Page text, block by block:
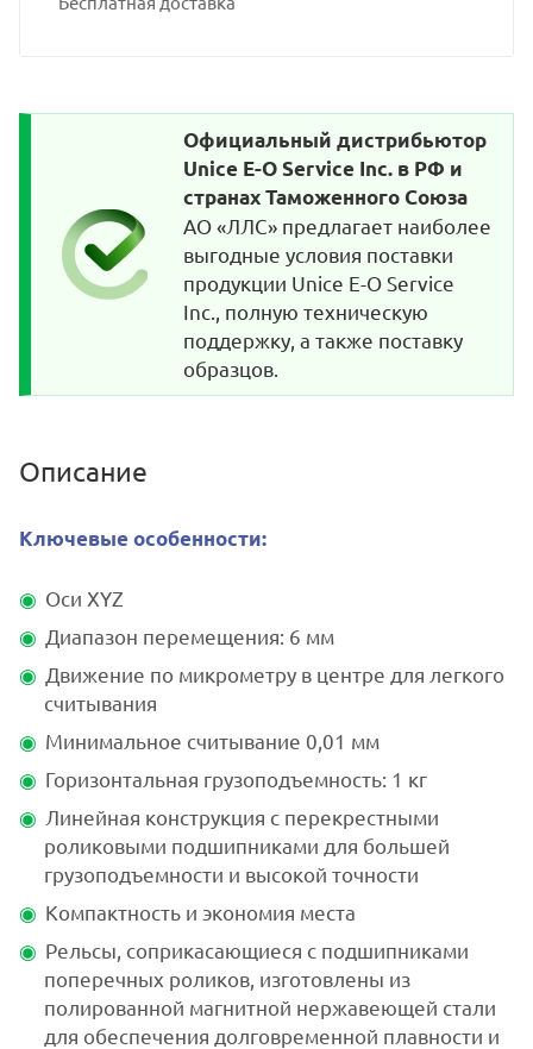
Официальный дистрибьютор
Unice E-O Service Inc. в РФ и
странах Таможенного Союза
АО «ЛЛС» предлагает наиболее
выгодные условия поставки
продукции Unice E-O Service
Inc., полную техническую
поддержку, а также поставку
образцов.
Описание
Ключевые особенности:
Оси XYZ
Диапазон перемещения: 6 мм
Движение по микрометру в центре для легкого
считывания
Минимальное считывание 0,01 мм
Горизонтальная грузоподъемность: 1 кг
Линейная конструкция с перекрестными
роликовыми подшипниками для большей
грузоподъемности и высокой точности
Компактность и экономия места
Рельсы, соприкасающиеся с подшипниками
поперечных роликов, изготовлены из
полированной магнитной нержавеющей стали
для обеспечения долговременной плавности и